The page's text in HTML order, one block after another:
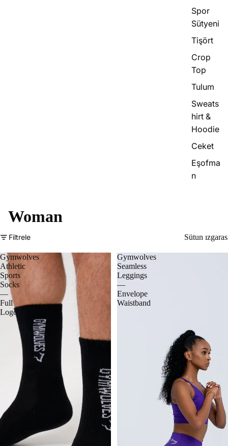
Spor
Sütyeni
Tişört
Crop
Top
Tulum
Sweats
hirt &
Hoodie
Ceket
Eşofma
n
Woman
Filtrele Sütun
Gymwolves
Athletic
Sports
Socks
—
Full
Logo
Gymwolves
Seamless
Leggings
—
Envelope
Waistband